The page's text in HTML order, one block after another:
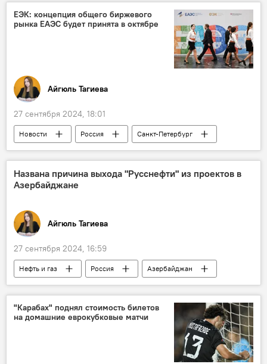
проект "SputnikPro на Зубовском"
Медиа
Технологии
искусственный интеллект
Узбекистан
Кыргызстан
ЕЭК: концепция общего биржевого
рынка ЕАЭС будет принята в октябре
Айгюль Тагиева
27 сентября 2024, 18:01
Новости Россия
Санкт-Петербург
ЕАЭС
Евразийская экономическая комиссия
Биржа
Рынок
Экономика
Названа причина выхода "Русснефти" из проектов в
Азербайджане
Айгюль Тагиева
27 сентября 2024, 16:59
Нефть и газ Россия
Азербайджан
Российская энергетическая неделя
SOCAR
Активы
Говсан
Зых
Нефть
Месторождение
"Карабах" поднял стоимость билетов
на домашние еврокубковые матчи